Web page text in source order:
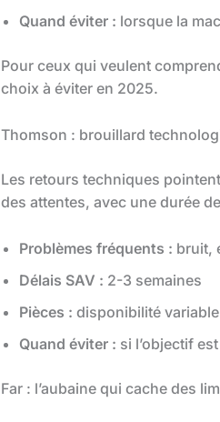
Quand éviter : lorsque la
Pour ceux qui veulent
choix à éviter en 2025.
Thomson : brouillard
Les retours techniques
des attentes, avec une durée
Problèmes fréquents : bruit,
Délais SAV : 2-3 semaines
Pièces : disponibilité variable
Quand éviter : si l’objectif
Far : l’aubaine qui cache des